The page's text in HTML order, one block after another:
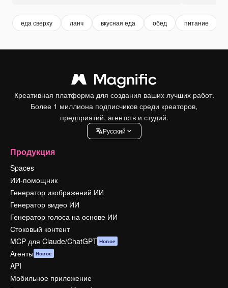
еда сверху ланч вкусная еда обед питание
Креативная платформа для создания ваших лучших работ.
Более 1 миллиона подписчиков среди креаторов,
предприятий, агентств и студий.
Pусский
Продукция
Spaces
ИИ-помощник
Генератор изображений ИИ
Генератор видео ИИ
Генератор голоса на основе ИИ
Стоковый контент
MCP для Claude/ChatGPT Новое
Агенты Новое
API
Мобильное приложение